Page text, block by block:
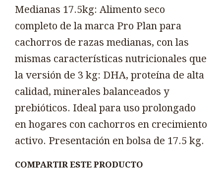
Medianas 17.5kg: Alimento seco
completo de la marca Pro Plan para
cachorros de razas medianas, con las
mismas características nutricionales que
la versión de 3 kg: DHA, proteína de alta
calidad, minerales balanceados y
prebióticos. Ideal para uso prolongado
en hogares con cachorros en crecimiento
activo. Presentación en bolsa de 17.5 kg.
COMPARTIR ESTE PRODUCTO